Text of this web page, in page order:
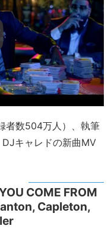
者数504万人）、執筆
キャレドの新曲MV
COME FROM
Capleton,